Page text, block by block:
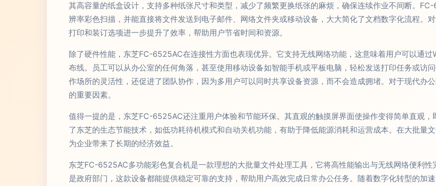
其高容量的纸盒设计，支持多种纸张尺寸和类型，减少了频繁更换纸张的麻烦，确保连续作业不间断。
辨率彩色扫描，并能直接将文件发送到电子邮件、网络文件夹或移动设备，大大简化了文档数字化流程。
打印和装订选项进一步提升了效率，帮助用户节省时间和资源。
除了硬件性能，东芝FC-6525AC在连接性方面也表现优异。它支持无线网络功能，这意味着用户可以通
布线。员工可以从办公室的任何角落，甚至使用移动设备如智能手机或平板电脑，轻松发送打印任务或访
作场所的灵活性，还促进了团队协作，因为多用户可以同时共享设备资源，而不会造成拥堵。对于现代办
的重要因素。
值得一提的是，东芝FC-6525AC还注重用户体验和节能环保。其直观的触摸屏界面使操作变得简单直观
了东芝的生态节能技术，如低功耗待机模式和自动关机功能，有助于降低能源消耗和运营成本。在大批量
为企业带来了长期的经济效益。
东芝FC-6525AC多功能彩色复合机是一款理想的大批量文件处理工具，它将高性能输出与无线网络便利
是政府部门，这款设备都能提供稳定可靠的支持，帮助用户高效完成日常办公任务。随着数字化转型的加